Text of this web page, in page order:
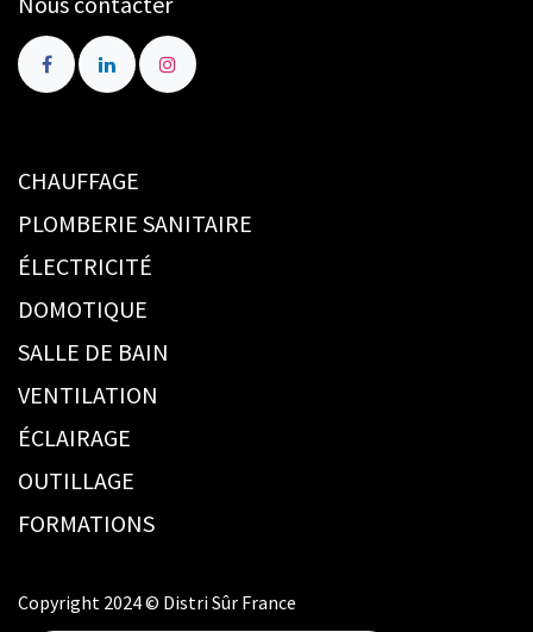
CHAUFFAGE
PLOMBERIE SANITAIRE
ÉLECTRICITÉ
DOMOTIQUE
SALLE DE BAIN
VENTILATION
ÉCLAIRAGE
OUTILLAGE
FORMATIONS
Copyright 2024 © Distri Sûr France